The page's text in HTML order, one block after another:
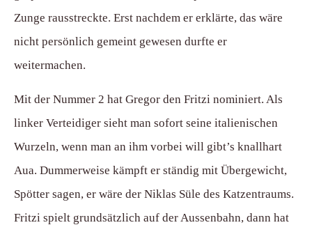
Zunge rausstreckte. Erst nachdem er erklärte, das wäre
nicht persönlich gemeint gewesen durfte er
weitermachen.
Mit der Nummer 2 hat Gregor den Fritzi nominiert. Als
linker Verteidiger sieht man sofort seine italienischen
Wurzeln, wenn man an ihm vorbei will gibt’s knallhart
Aua. Dummerweise kämpft er ständig mit Übergewicht,
Spötter sagen, er wäre der Niklas Süle des Katzentraums.
Fritzi spielt grundsätzlich auf der Aussenbahn, dann hat